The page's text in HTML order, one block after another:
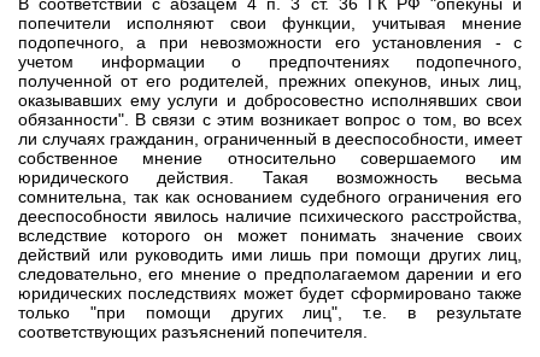
попечители исполняют свои функции, учитывая мнение
подопечного, а при невозможности его установления - с
учетом информации о предпочтениях подопечного,
полученной от его родителей, прежних опекунов, иных лиц,
оказывавших ему услуги и добросовестно исполнявших свои
обязанности". В связи с этим возникает вопрос о том, во всех
ли случаях гражданин, ограниченный в дееспособности, имеет
собственное мнение относительно совершаемого им
юридического действия. Такая возможность весьма
сомнительна, так как основанием судебного ограничения его
дееспособности явилось наличие психического расстройства,
вследствие которого он может понимать значение своих
действий или руководить ими лишь при помощи других лиц,
следовательно, его мнение о предполагаемом дарении и его
юридических последствиях может будет сформировано также
только "при помощи других лиц", т.е. в результате
соответствующих разъяснений попечителя.